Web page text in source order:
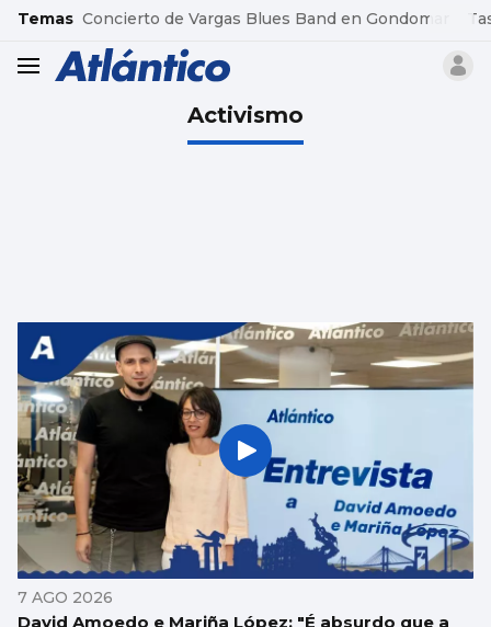
common.go-to-content
Temas Concierto de Vargas Blues Band en Gondomar
header.menu.open
Activismo
7 AGO 2026
David Amoedo e Mariña López: "É absurdo que a